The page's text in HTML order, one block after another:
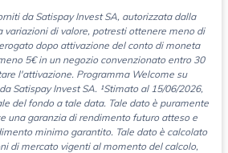
da Satispay Invest SA, autorizzata dalla
variazioni di valore, potresti ottenere meno di
dopo attivazione del conto di moneta
5€ in un negozio convenzionato entro 30
l'attivazione. Programma Welcome su
Satispay Invest SA. ¹Stimato al 15/06/2026,
del fondo a tale data. Tale dato è puramente
una garanzia di rendimento futuro atteso e
minimo garantito. Tale dato è calcolato
di mercato vigenti al momento del calcolo,